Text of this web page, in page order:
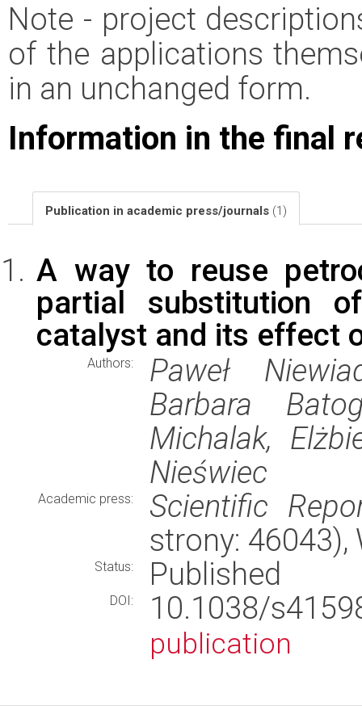
Note - project
of the applications
in an unchanged form.
Information in the final
Publication in academic press/journals (1)
A way to reuse
partial substitution
catalyst and its effect
Authors:
Paweł
Barbara
Michalak,
Nieświec
Academic press:
Scientific
strony:
Status: Published
DOI: 10.1038/
publication